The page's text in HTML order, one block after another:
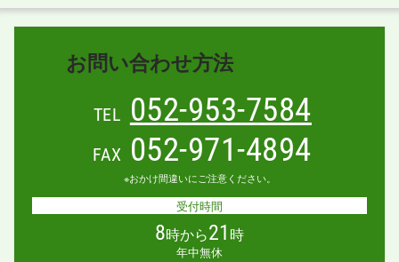
お問い合わせ方法
TEL 052-953-7584
FAX 052-971-4894
※おかけ間違いにご注意ください。
受付時間
8時から21 時
年中無休